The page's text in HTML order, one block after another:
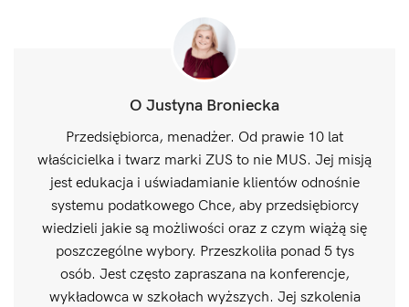
O Justyna Broniecka
Przedsiębiorca, menadżer. Od prawie 10 lat
właścicielka i twarz marki ZUS to nie MUS. Jej misją
jest edukacja i uświadamianie klientów odnośnie
systemu podatkowego Chce, aby przedsiębiorcy
wiedzieli jakie są możliwości oraz z czym wiążą się
poszczególne wybory. Przeszkoliła ponad 5 tys
osób. Jest często zapraszana na konferencje,
wykładowca w szkołach wyższych. Jej szkolenia